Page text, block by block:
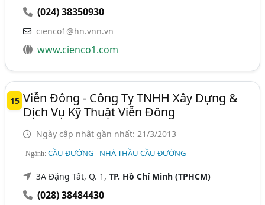
(024) 38350930
cienco1@hn.vnn.vn
www.cienco1.com
15 Viễn Đông - Công Ty TNHH Xây Dựng &
Dịch Vụ Kỹ Thuật Viễn Đông
Ngày cập nhật gần nhất: 21/3/2013
Ngành:CẦU ĐƯỜNG - NHÀ THẦU CẦU ĐƯỜNG
3A Đặng Tất, Q. 1,TP. Hồ Chí Minh (TPHCM)
(028) 38484430